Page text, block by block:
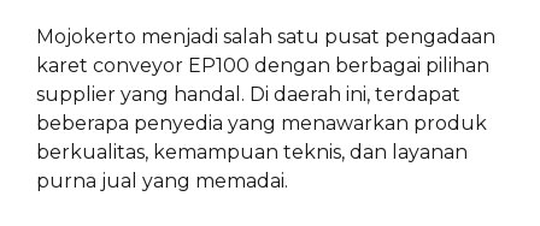
Mojokerto menjadi salah satu pusat pengadaan
karet conveyor EP100 dengan berbagai pilihan
supplier yang handal. Di daerah ini, terdapat
beberapa penyedia yang menawarkan produk
berkualitas, kemampuan teknis, dan layanan
purna jual yang memadai.